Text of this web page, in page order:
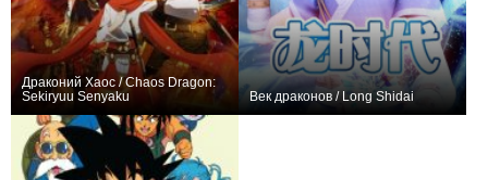
Драконий Хаос / Chaos Dragon:
Sekiryuu Senyaku
Век драконов / Long Shidai